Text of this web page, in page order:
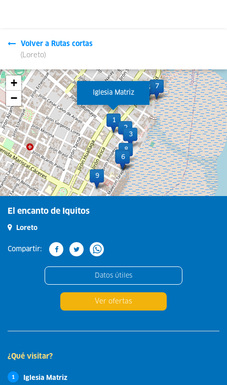
Volver a Rutas cortas
(Loreto)
Iglesia Matriz
+
−
El encanto de Iquitos
Loreto
Compartir:
Datos útiles
Ver ofertas
¿Qué visitar?
1
Iglesia Matriz